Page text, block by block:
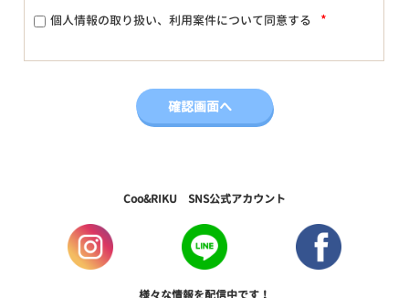
個人情報の取り扱い、利用案件について同意する *
Coo&RIKU SNS公式アカウント
様々な情報を配信中です！